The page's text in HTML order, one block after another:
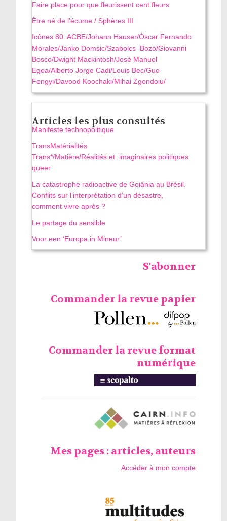
Faire place pour que fleurissent cent fleurs
Être né de l’écume / Sphères III
Icônes 80. ACBE/Johann Hauser/Óscar Fernando
Morales/Janko Domsic/Szabolcs Bozó/Giovanni
Bosco/Dwight Mackintosh/José Manuel
Egea/Alberto Jorge Cadi/Louis Bec/Guo
Fengyi/Davood Koochaki/Mihai Zgondoiu/
Articles les plus consultés
Manifeste technopolitique
TransMatérialités
Trans*/Matière/Réalités et imaginaires politiques
queer
La catastrophe radioactive de Goiânia au Brésil.
Conflits sur l’interprétation d’un désastre,
comment vivre après ?
Le partage du sensible
Voor een ‘Europa in Mineur’
S'abonner
Commander la revue papier
Commander la revue format
numérique
Mes pages : articles, auteurs
Accéder à mon compte